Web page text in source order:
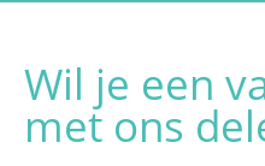
Wil je een
met ons